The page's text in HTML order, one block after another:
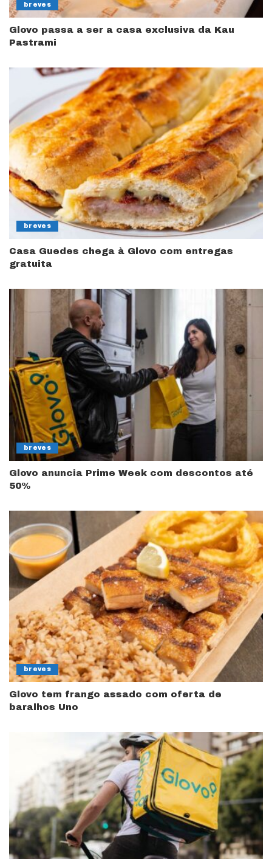
breves
Glovo passa a ser a casa exclusiva da Kau
Pastrami
breves
Casa Guedes chega à Glovo com entregas
gratuita
breves
Glovo anuncia Prime Week com descontos até
50%
breves
Glovo tem frango assado com oferta de
baralhos Uno